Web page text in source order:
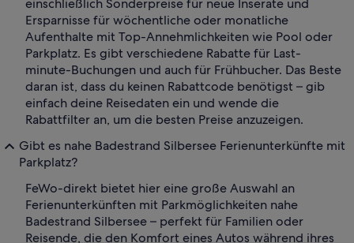
einschließlich Sonderpreise für neue Inserate und
Ersparnisse für wöchentliche oder monatliche
Aufenthalte mit Top-Annehmlichkeiten wie Pool oder
Parkplatz. Es gibt verschiedene Rabatte für Last-
minute-Buchungen und auch für Frühbucher. Das Beste
daran ist, dass du keinen Rabattcode benötigst – gib
einfach deine Reisedaten ein und wende die
Rabattfilter an, um die besten Preise anzuzeigen.
Gibt es nahe Badestrand Silbersee Ferienunterkünfte mit
Parkplatz?
FeWo-direkt bietet hier eine große Auswahl an
Ferienunterkünften mit Parkmöglichkeiten nahe
Badestrand Silbersee – perfekt für Familien oder
Reisende, die den Komfort eines Autos während ihres